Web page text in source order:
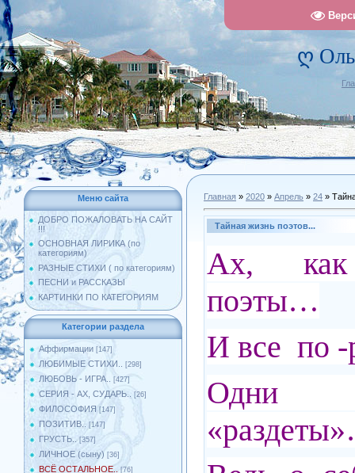
ღ
Меню сайта
ДОБРО ПОЖАЛОВАТЬ НА САЙТ
!!!
ОСНОВНАЯ ЛИРИКА (по
категориям)
РАЗНЫЕ СТИХИ ( по категориям)
ПЕСНИ и РАССКАЗЫ
КАРТИНКИ ПО КАТЕГОРИЯМ
Категории раздела
Аффирмации [147]
ЛЮБИМЫЕ СТИХИ.. [298]
ЛЮБОВЬ - ИГРА.. [427]
СЕРИЯ - АХ, СУДАРЬ.. [26]
ФИЛОСОФИЯ [147]
ПОЗИТИВ.. [147]
ГРУСТЬ.. [357]
ЛИЧНОЕ (сыну) [36]
ВСЁ ОСТАЛЬНОЕ.. [76]
Главная » 2020 » Апрель » 24 »
Тайная жизнь поэтов...
Ах, как
поэты…
И все по -
Одни